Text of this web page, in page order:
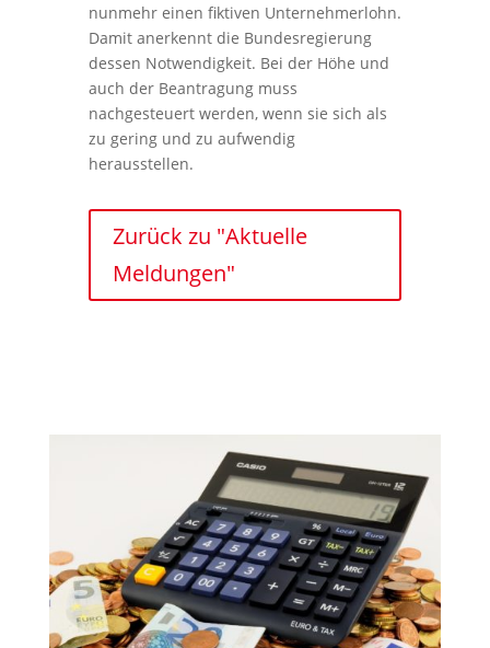
nunmehr einen fiktiven Unternehmerlohn.
Damit anerkennt die Bundesregierung
dessen Notwendigkeit. Bei der Höhe und
auch der Beantragung muss
nachgesteuert werden, wenn sie sich als
zu gering und zu aufwendig
herausstellen.
Zurück zu "Aktuelle
Meldungen"